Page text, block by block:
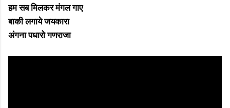
हम सब मिलकर मंगल गाए
बाकी लगाये जयकारा
अंगना पधारो गणराजा